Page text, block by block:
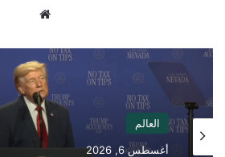
العالم
أغسطس 6, 2026